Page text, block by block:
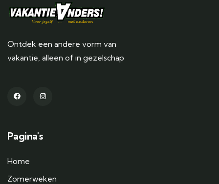
Ontdek een andere vorm van
vakantie, alleen of in gezelschap
Pagina's
Home
Zomerweken